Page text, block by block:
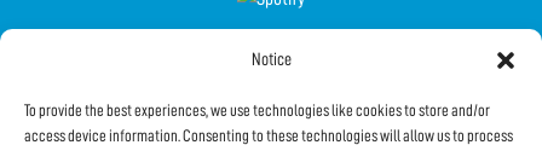
Notice
To provide the best experiences, we use technologies like cookies to store and/or
access device information. Consenting to these technologies will allow us to process
Partecipa al Questionario